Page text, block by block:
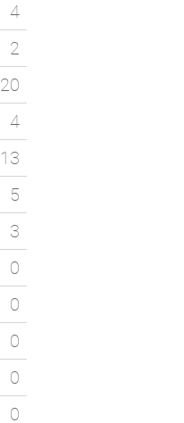
4
2
20
4
13
5
3
0
0
0
0
0